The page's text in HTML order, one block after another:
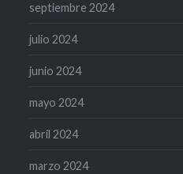
septiembre 2024
julio 2024
junio 2024
mayo 2024
abril 2024
marzo 2024